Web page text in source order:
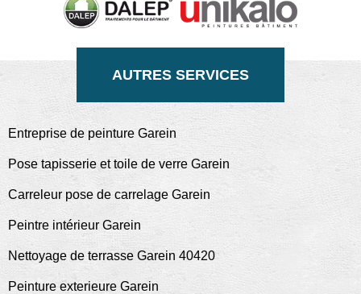
AUTRES SERVICES
Entreprise de peinture Garein
Pose tapisserie et toile de verre Garein
Carreleur pose de carrelage Garein
Peintre intérieur Garein
Nettoyage de terrasse Garein 40420
Peinture exterieure Garein